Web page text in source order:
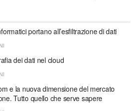
portano all’esfiltrazione di dati
dei dati nel cloud
e la nuova dimensione del mercato
Tutto quello che serve sapere